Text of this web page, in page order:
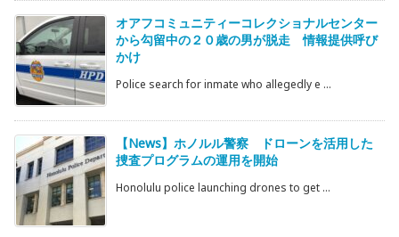
オアフコミュニティーコレクショナルセンター
から勾留中の２０歳の男が脱走 情報提供呼び
かけ
Police search for inmate who allegedly e ...
【News】ホノルル警察 ドローンを活用した
捜査プログラムの運用を開始
Honolulu police launching drones to get ...